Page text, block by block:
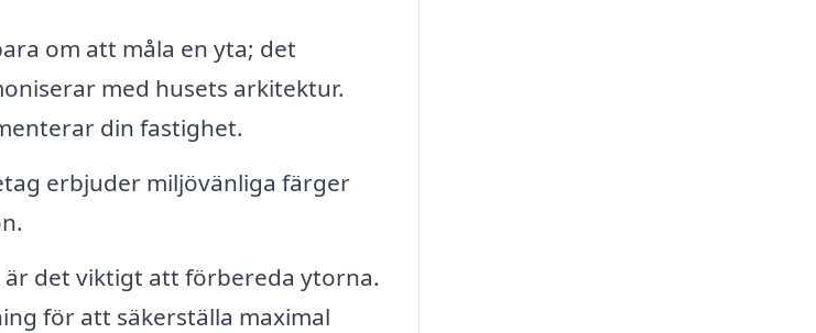
om att måla en yta; det
med husets arkitektur.
din fastighet.
erbjuder miljövänliga färger
det viktigt att förbereda ytorna.
för att säkerställa maximal